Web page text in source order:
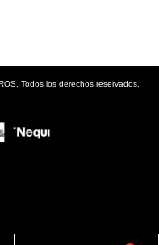
Todos los derechos reservados.